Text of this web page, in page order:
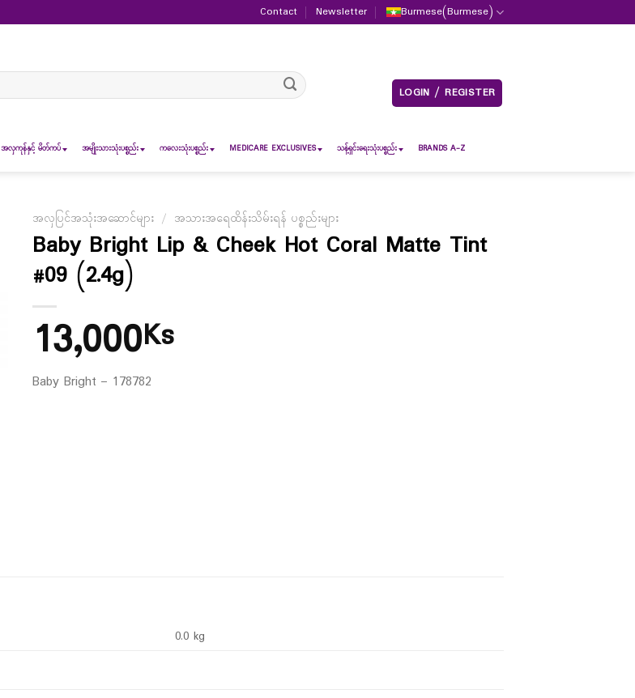
Contact Newsletter Burmese(Burmese)
LOGIN / REGISTER
အလှကုန်နှင့် မိတ်ကပ် အမျိုးသားသုံးပစ္စည်း ကလေးသုံးပစ္စည်း MEDICARE EXCLUSIVES သန့်ရှင်းရေးသုံးပစ္စည်း BRANDS A-Z
အလှပြင်အသုံးအဆောင်များ / အသားအရေထိန်းသိမ်းရန် ပစ္စည်းများ
Baby Bright Lip & Cheek Hot Coral Matte Tint
#09 (2.4g)
13,000Ks
Baby Bright – 178782
0.0 kg